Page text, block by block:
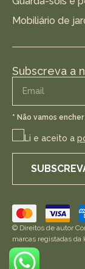
Mobiliário de
Subscreva a
* Não vamos
Li e aceito a
© Direitos de autor
marcas registadas da